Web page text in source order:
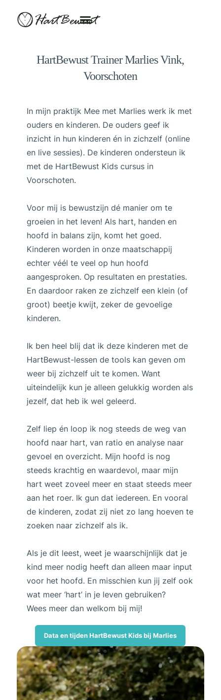
HartBewust
HartBewust Trainer Marlies Vink,
Voorschoten
In mijn praktijk Mee met Marlies werk ik met
ouders en kinderen. De ouders geef ik
inzicht in hun kinderen én in zichzelf (online
en live sessies). De kinderen ondersteun ik
met de HartBewust Kids cursus in
Voorschoten.
Voor mij is bewustzijn dé manier om te
groeien in het leven! Als hart, handen en
hoofd in balans zijn, komt het goed.
Kinderen worden in onze maatschappij
echter véél te veel op hun hoofd
aangesproken. Op resultaten en prestaties.
En daardoor raken ze zichzelf een klein (of
groot) beetje kwijt, zeker de gevoelige
kinderen.
Ik ben heel blij dat ik deze kinderen met de
HartBewust-lessen de tools kan geven om
weer bij zichzelf uit te komen. Want
uiteindelijk kun je alleen gelukkig worden als
jezelf, dat heb ik wel geleerd.
Zelf liep én loop ik nog steeds de weg van
hoofd naar hart, van ratio en analyse naar
gevoel en overzicht. Mijn hoofd is nog
steeds krachtig en waardevol, maar mijn
hart weet zoveel meer en staat steeds meer
aan het roer. Ik gun dat iedereen. En vooral
de kinderen, zodat zij niet zo lang hoeven te
zoeken naar zichzelf als ik.
Als je dit leest, weet je waarschijnlijk dat je
kind meer nodig heeft dan alleen maar input
voor het hoofd. En misschien kun jij zelf ook
wat meer ‘hart’ in je leven gebruiken?
Wees meer dan welkom bij mij!
Data en tijden HartBewust Kids bij Marlies